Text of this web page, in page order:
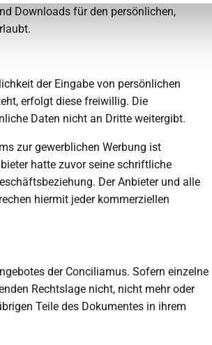
Downloads für den persönlichen,
der Eingabe von persönlichen
erfolgt diese freiwillig. Die
Daten nicht an Dritte weitergibt.
zur gewerblichen Werbung ist
hatte zuvor seine schriftliche
Der Anbieter und alle
hiermit jeder kommerziellen
der Conciliamus. Sofern einzelne
Rechtslage nicht, nicht mehr oder
Teile des Dokumentes in ihrem